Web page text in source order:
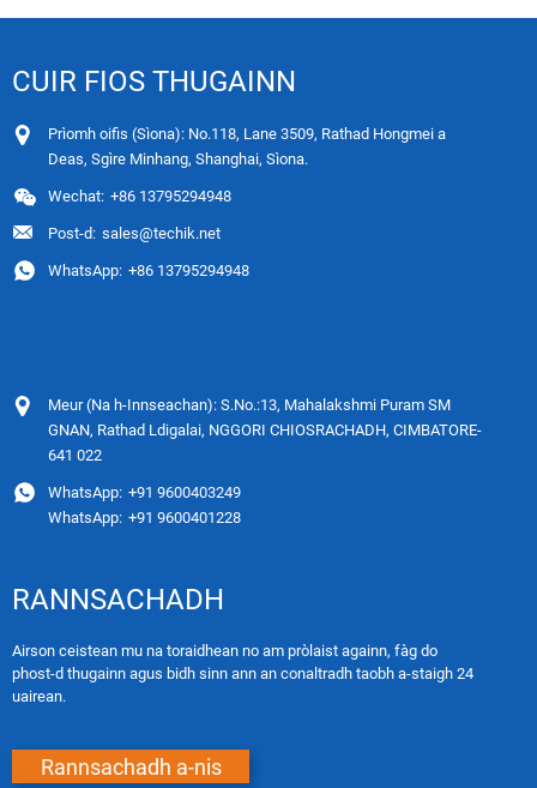
CUIR FIOS THUGAINN
Prìomh oifis (Sìona): No.118, Lane 3509, Rathad Hongmei a
Deas, Sgìre Minhang, Shanghai, Sìona.
Wechat: +86 13795294948
Post-d: sales@techik.net
WhatsApp: +86 13795294948
Meur (Na h-Innseachan): S.No.:13, Mahalakshmi Puram SM
GNAN, Rathad Ldigalai, NGGORI CHIOSRACHADH, CIMBATORE-
641 022
WhatsApp: +91 9600403249
WhatsApp: +91 9600401228
RANNSACHADH
Airson ceistean mu na toraidhean no am pròlaist againn, fàg do
phost-d thugainn agus bidh sinn ann an conaltradh taobh a-staigh 24
uairean.
Rannsachadh a-nis